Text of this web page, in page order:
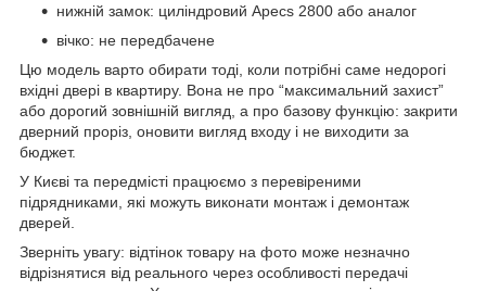
нижній замок: циліндровий Apecs 2800 або аналог
вічко: не передбачене
Цю модель варто обирати тоді, коли потрібні саме недорогі
вхідні двері в квартиру. Вона не про “максимальний захист”
або дорогий зовнішній вигляд, а про базову функцію: закрити
дверний проріз, оновити вигляд входу і не виходити за
бюджет.
У Києві та передмісті працюємо з перевіреними
підрядниками, які можуть виконати монтаж і демонтаж
дверей.
Зверніть увагу: відтінок товару на фото може незначно
відрізнятися від реального через особливості передачі